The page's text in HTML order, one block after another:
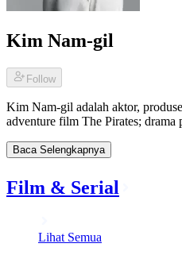
Kim Nam-gil
Follow
Kim Nam-gil adalah aktor,
adventure film The Pirates;
Baca Selengkapnya
Film & Serial
Lihat Semua